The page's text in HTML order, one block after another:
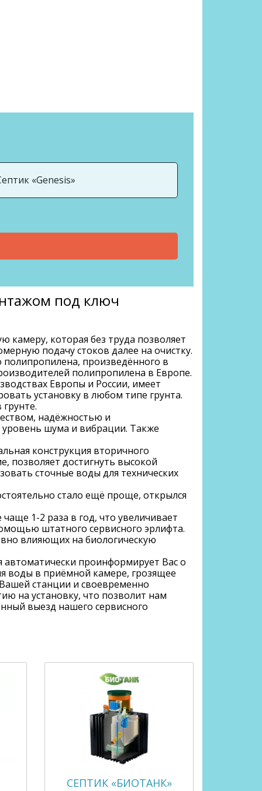
под ключ
которая без труда позволяет
подачу стоков далее на очистку.
полипропилена, произведённого в
полипропилена в Европе.
Европы и России, имеет
установку в любом типе грунта.
надёжностью и
шума и вибрации. Также
конструкция вторичного
позволяет достигнуть высокой
сточные воды для технических
стало ещё проще, открылся
1-2 раза в год, что увеличивает
штатного сервисного эрлифта.
влияющих на биологическую
автоматически проинформирует Вас о
воды в приёмной камере, грозящее
станции и своевременно
на установку, что позволит нам
выезд нашего сервисного
СЕПТИК «БИОТАНК»